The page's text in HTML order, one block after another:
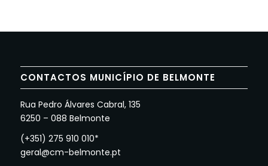
CONTACTOS MUNICÍPIO DE BELMONTE
Rua Pedro Álvares Cabral, 135
6250 – 088 Belmonte
(+351) 275 910 010*
geral@cm-belmonte.pt